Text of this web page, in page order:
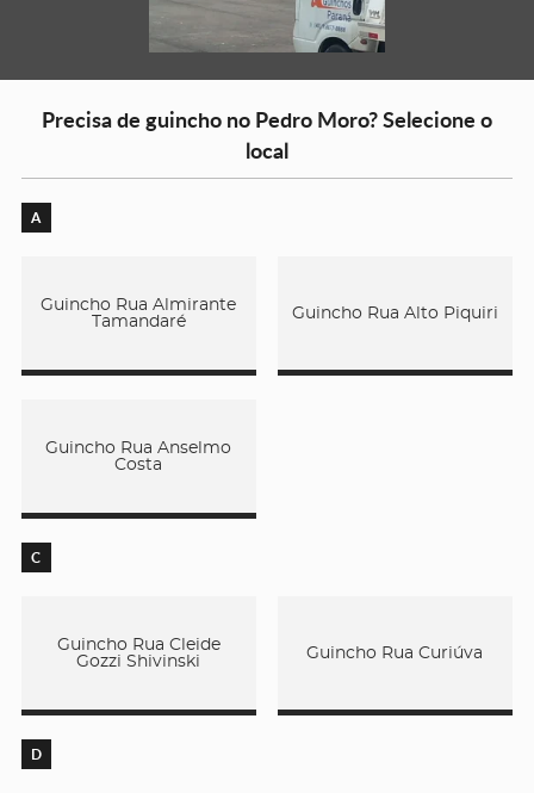
Precisa de guincho no Pedro Moro? Selecione o
local
A
Guincho Rua Almirante
Tamandaré
Guincho Rua Alto Piquiri
Guincho Rua Anselmo
Costa
C
Guincho Rua Cleide
Gozzi Shivinski
Guincho Rua Curiúva
D